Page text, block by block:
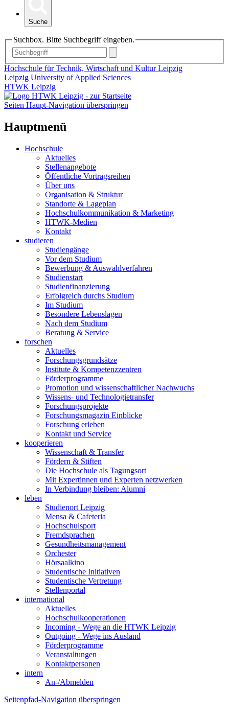
Suche
Suchbox. Bitte Suchbegriff eingeben.
Hochschule für Technik, Wirtschaft und Kultur Leipzig
Leipzig University of Applied Sciences
HTWK Leipzig
Seiten Haupt-Navigation überspringen
Hauptmenü
Hochschule
Aktuelles
Stellenangebote
Öffentliche Vortragsreihen
Über uns
Organisation & Struktur
Standorte & Lageplan
Hochschulkommunikation & Marketing
HTWK-Medien
Kontakt
studieren
Studiengänge
Vor dem Studium
Bewerbung & Auswahlverfahren
Studienstart
Studienfinanzierung
Erfolgreich durchs Studium
Im Studium
Besondere Lebenslagen
Nach dem Studium
Beratung & Service
forschen
Aktuelles
Forschungsgrundsätze
Institute & Kompetenzzentren
Förderprogramme
Promotion und wissenschaftlicher Nachwuchs
Wissens- und Technologietransfer
Forschungsprojekte
Forschungsmagazin Einblicke
Forschung erleben
Kontakt und Service
kooperieren
Wissenschaft & Transfer
Fördern & Stiften
Die Hochschule als Tagungsort
Mit Expertinnen und Experten netzwerken
In Verbindung bleiben: Alumni
leben
Studienort Leipzig
Mensa & Cafeteria
Hochschulsport
Fremdsprachen
Gesundheitsmanagement
Orchester
Hörsaalkino
Studentische Initiativen
Studentische Vertretung
Stellenportal
international
Aktuelles
Hochschulkooperationen
Incoming - Wege an die HTWK Leipzig
Outgoing - Wege ins Ausland
Förderprogramme
Veranstaltungen
Kontaktpersonen
intern
An-/Abmelden
Seitenpfad-Navigation überspringen